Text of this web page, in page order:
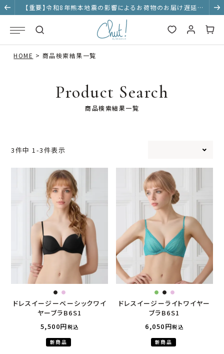
【重要】令和8年熊本地震の影響によるお荷物のお届け遅延に
ついて
HOME 商品検索結果一覧
Product Search
商品検索結果一覧
3件中 1 -3件表示
ドレスイージーベーシックワイ
ヤーブラB6S1
5,500
税込
新商品
ドレスイージーライトワイヤー
ブラB6S1
6,050
税込
新商品